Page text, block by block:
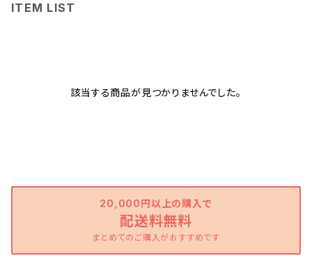
ITEM LIST
該当する商品が見つかりませんでした。
20,000円以上の購入で
配送料無料
まとめてのご購入がおすすめです